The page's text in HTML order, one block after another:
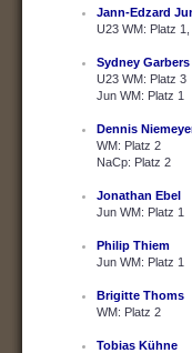
Jann-Edzard
U23 WM: Platz
Sydney Garbers
U23 WM: Platz 3
Jun WM: Platz 1
Dennis
WM: Platz 2
NaCp: Platz 2
Jonathan Ebel
Jun WM: Platz 1
Philip Thiem
Jun WM: Platz 1
Brigitte Thoms
WM: Platz 2
Tobias Kühne